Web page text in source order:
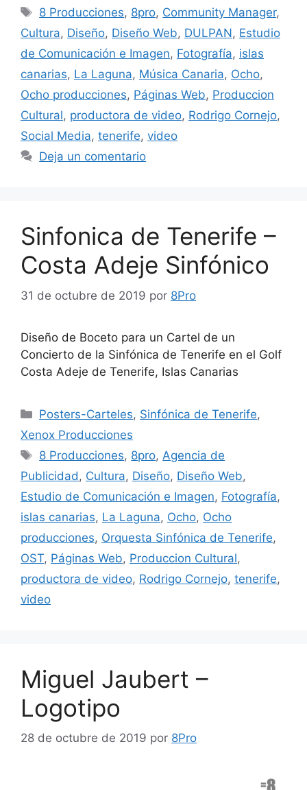
8 Producciones, 8pro, Community Manager,
Cultura, Diseño, Diseño Web, DULPAN, Estudio
de Comunicación e Imagen, Fotografía, islas
canarias, La Laguna, Música Canaria, Ocho,
Ocho producciones, Páginas Web, Produccion
Cultural, productora de video, Rodrigo Cornejo,
Social Media, tenerife, video
Deja un comentario
Sinfonica de Tenerife –
Costa Adeje Sinfónico
31 de octubre de 2019 por 8Pro
Diseño de Boceto para un Cartel de un
Concierto de la Sinfónica de Tenerife en el Golf
Costa Adeje de Tenerife, Islas Canarias
Posters-Carteles, Sinfónica de Tenerife,
Xenox Producciones
8 Producciones, 8pro, Agencia de
Publicidad , Cultura, Diseño, Diseño Web,
Estudio de Comunicación e Imagen, Fotografía,
islas canarias, La Laguna, Ocho, Ocho
producciones, Orquesta Sinfónica de Tenerife,
OST, Páginas Web, Produccion Cultural,
productora de video, Rodrigo Cornejo, tenerife,
video
Miguel Jaubert –
Logotipo
28 de octubre de 2019 por 8Pro